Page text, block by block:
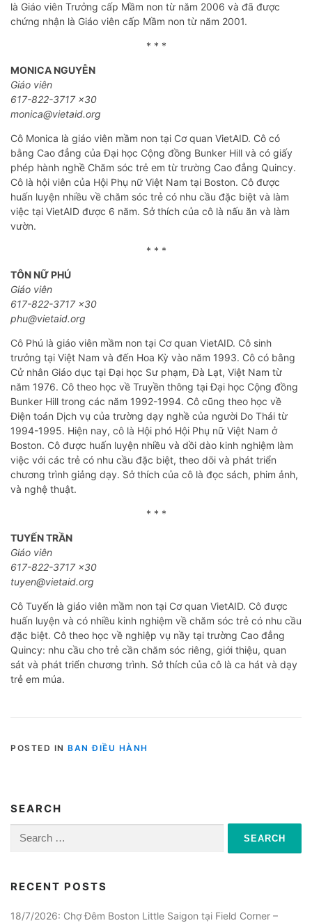
là Giáo viên Trưởng cấp Mầm non từ năm 2006 và đã được
chứng nhận là Giáo viên cấp Mầm non từ năm 2001.
* * *
MONICA NGUYỄN
Giáo viên
617-822-3717 x30
monica@vietaid.org
Cô Monica là giáo viên mầm non tại Cơ quan VietAID. Cô có
bằng Cao đẳng của Đại học Cộng đồng Bunker Hill và có giấy
phép hành nghề Chăm sóc trẻ em từ trường Cao đẳng Quincy.
Cô là hội viên của Hội Phụ nữ Việt Nam tại Boston. Cô được
huấn luyện nhiều về chăm sóc trẻ có nhu cầu đặc biệt và làm
việc tại VietAID được 6 năm. Sở thích của cô là nấu ăn và làm
vườn.
* * *
TÔN NỮ PHÚ
Giáo viên
617-822-3717 x30
phu@vietaid.org
Cô Phú là giáo viên mầm non tại Cơ quan VietAID. Cô sinh
trưởng tại Việt Nam và đến Hoa Kỳ vào năm 1993. Cô có bằng
Cử nhân Giáo dục tại Đại học Sư phạm, Đà Lạt, Việt Nam từ
năm 1976. Cô theo học về Truyền thông tại Đại học Cộng đồng
Bunker Hill trong các năm 1992-1994. Cô cũng theo học về
Điện toán Dịch vụ của trường dạy nghề của người Do Thái từ
1994-1995. Hiện nay, cô là Hội phó Hội Phụ nữ Việt Nam ở
Boston. Cô được huấn luyện nhiều và dồi dào kinh nghiệm làm
việc với các trẻ có nhu cầu đặc biệt, theo dõi và phát triển
chương trình giảng dạy. Sở thích của cô là đọc sách, phim ảnh,
và nghệ thuật.
* * *
TUYẾN TRẦN
Giáo viên
617-822-3717 x30
tuyen@vietaid.org
Cô Tuyến là giáo viên mầm non tại Cơ quan VietAID. Cô được
huấn luyện và có nhiều kinh nghiệm về chăm sóc trẻ có nhu cầu
đặc biệt. Cô theo học về nghiệp vụ nầy tại trường Cao đẳng
Quincy: nhu cầu cho trẻ cần chăm sóc riêng, giới thiệu, quan
sát và phát triển chương trình. Sở thích của cô là ca hát và dạy
trẻ em múa.
POSTED IN BAN ĐIỀU HÀNH
SEARCH
Search
for:
RECENT POSTS
18/7/2026: Chợ Đêm Boston Little Saigon tại Field Corner –